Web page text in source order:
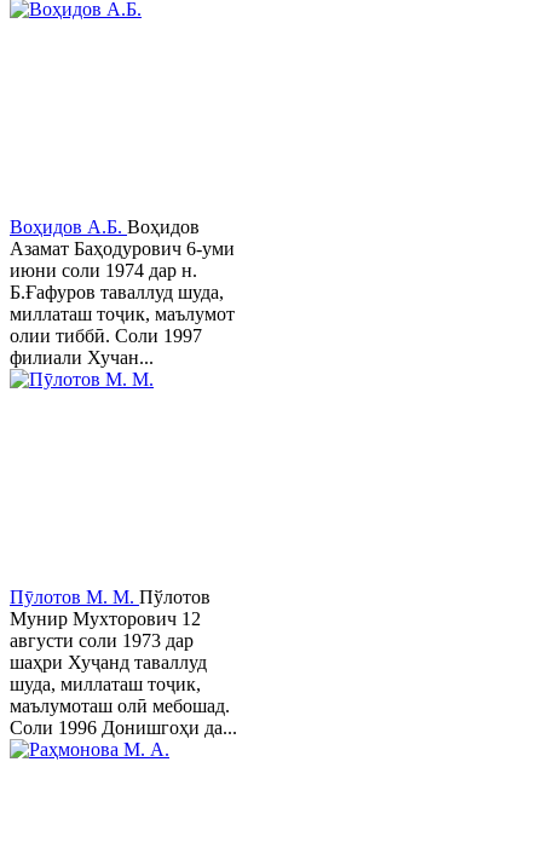
Воҳидов А.Б. Воҳидов
Азамат Баҳодурович 6-уми
июни соли 1974 дар н.
Б.Ғафуров таваллуд шуда,
миллаташ тоҷик, маълумот
олии тиббӣ. Соли 1997
филиали Хучан...
Пӯлотов М. М. Пўлотов
Мунир Мухторович 12
августи соли 1973 дар
шаҳри Хуҷанд таваллуд
шуда, миллаташ тоҷик,
маълумоташ олӣ мебошад.
Соли 1996 Донишгоҳи да...